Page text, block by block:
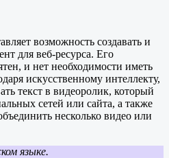
возможность создавать и
для веб-ресурса. Его
и нет необходимости иметь
искусственному интеллекту,
текст в видеоролик, который
сетей или сайта, а также
несколько видео или
языке.